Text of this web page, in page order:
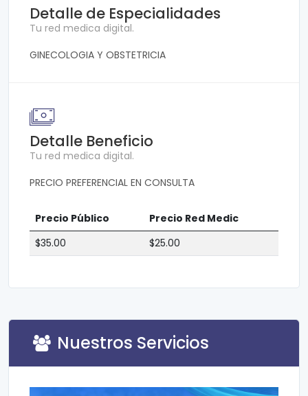
Detalle de Especialidades
Tu red medica digital.
GINECOLOGIA Y OBSTETRICIA
Detalle Beneficio
Tu red medica digital.
PRECIO PREFERENCIAL EN CONSULTA
Precio Público
Precio Red Medic
$35.00
$25.00
Nuestros Servicios